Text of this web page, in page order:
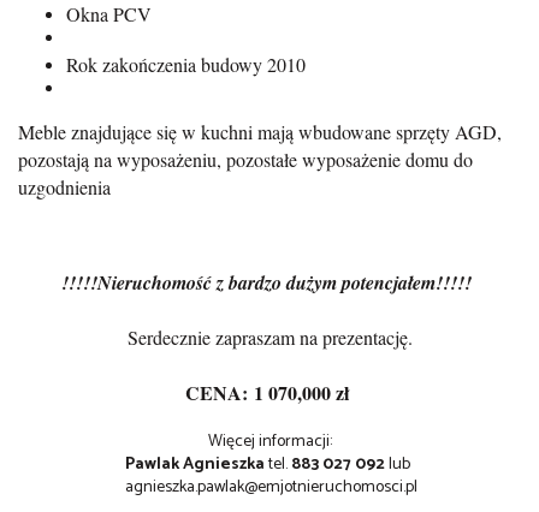
Okna PCV
Rok zakończenia budowy 2010
Meble znajdujące się w kuchni mają wbudowane sprzęty AGD,
pozostają na wyposażeniu, pozostałe wyposażenie domu do
uzgodnienia
!!!!!Nieruchomość z bardzo dużym potencjałem!!!!!
Serdecznie zapraszam na prezentację.
CENA: 1 070,000 zł
Więcej informacji:
Pawlak Agnieszkatel.883 027 092lub
agnieszka.pawlak@emjotnieruchomosci.pl